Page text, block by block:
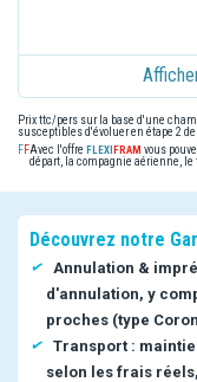
Prix ttc/pers sur la base d'une
susceptibles d'évoluer en étape 2
Avec l'offre
vous
départ, la compagnie aérienne, le
Découvrez notre
Annulation &
d'annulation, y
proches (type
Transport :
selon les frais